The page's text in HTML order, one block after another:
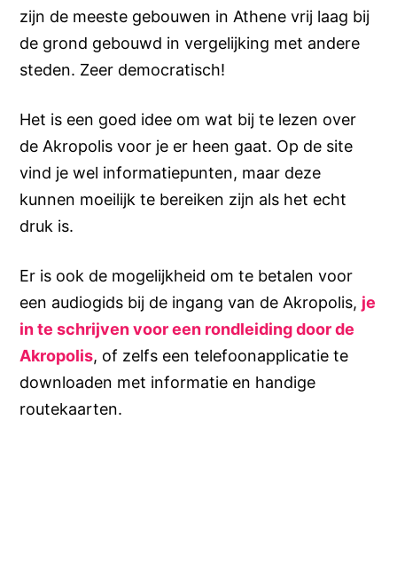
zijn de meeste gebouwen in Athene vrij laag bij
de grond gebouwd in vergelijking met andere
steden. Zeer democratisch!
Het is een goed idee om wat bij te lezen over
de Akropolis voor je er heen gaat. Op de site
vind je wel informatiepunten, maar deze
kunnen moeilijk te bereiken zijn als het echt
druk is.
Er is ook de mogelijkheid om te betalen voor
een audiogids bij de ingang van de Akropolis, je
in te schrijven voor een rondleiding door de
Akropolis, of zelfs een telefoonapplicatie te
downloaden met informatie en handige
routekaarten.